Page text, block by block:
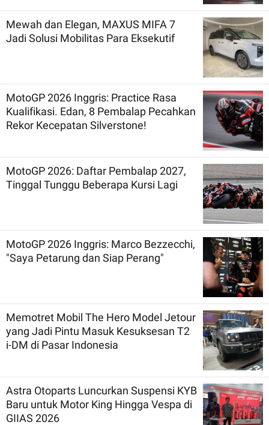
Mewah dan Elegan, MAXUS MIFA 7
Jadi Solusi Mobilitas Para Eksekutif
MotoGP 2026 Inggris: Practice Rasa
Kualifikasi. Edan, 8 Pembalap Pecahkan
Rekor Kecepatan Silverstone!
MotoGP 2026: Daftar Pembalap 2027,
Tinggal Tunggu Beberapa Kursi Lagi
MotoGP 2026 Inggris: Marco Bezzecchi,
"Saya Petarung dan Siap Perang"
Memotret Mobil The Hero Model Jetour
yang Jadi Pintu Masuk Kesuksesan T2
i-DM di Pasar Indonesia
Astra Otoparts Luncurkan Suspensi KYB
Baru untuk Motor King Hingga Vespa di
GIIAS 2026